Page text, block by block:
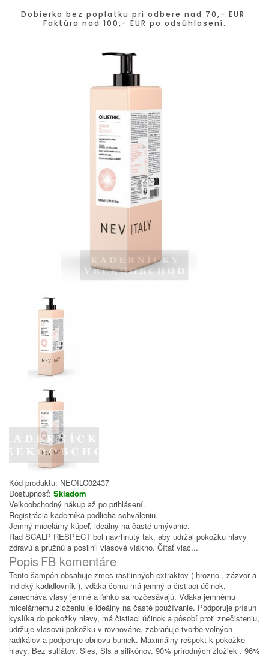
Dobierka bez poplatku pri odbere nad 70,- EUR.
Faktúra nad 100,- EUR po odsúhlasení.
Kód produktu: NEOILC02437
Dostupnosť: Skladom
Veľkoobchodný nákup až po prihlásení.
Registrácia kaderníka podlieha schváleniu.
Jemný micelárny kúpeľ, ideálny na časté umývanie.
Rad SCALP RESPECT bol navrhnutý tak, aby udržal pokožku hlavy
zdravú a pružnú a posilnil vlasové vlákno. Čítať viac...
Popis FB komentáre
Tento šampón obsahuje zmes rastlinných extraktov ( hrozno , zázvor a
indický kadidlovník ), vďaka čomu má jemný a čistiaci účinok,
zanecháva vlasy jemné a ľahko sa rozčesávajú. Vďaka jemnému
micelárnemu zloženiu je ideálny na časté používanie. Podporuje prísun
kyslíka do pokožky hlavy, má čistiaci účinok a pôsobí proti znečisteniu,
udržuje vlasovú pokožku v rovnováhe, zabraňuje tvorbe voľných
radikálov a podporuje obnovu buniek. Maximálny rešpekt k pokožke
hlavy. Bez sulfátov, Sles, Sls a silikónov. 90% prírodných zložiek . 96%